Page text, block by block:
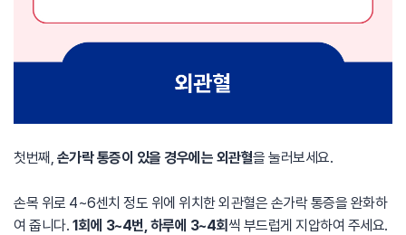
첫번째, 손가락 통증이 있을 경우에는 외관혈을 눌러보세요.
손목 위로 4~6센치 정도 위에 위치한 외관혈은 손가락 통증을 완화하
여 줍니다. 1회에 3~4번, 하루에 3~4회 씩 부드럽게 지압하여 주세요.